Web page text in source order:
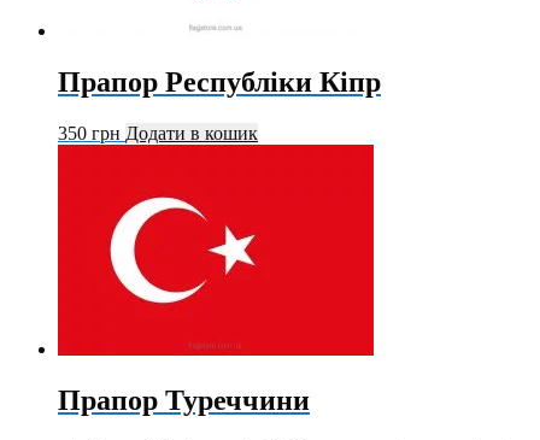
Прапор Республіки Кіпр
350 грн Додати в кошик
Прапор Туреччини